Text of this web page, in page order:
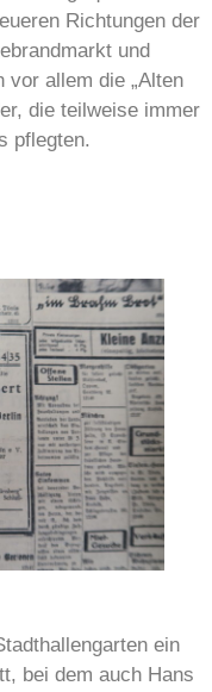
Richtungen der
und
vor allem die „Alten
die teilweise immer
pflegten.
ein
bei dem auch Hans